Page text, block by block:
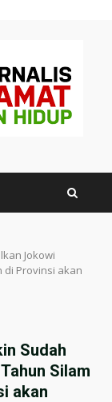
Jokowi
di Provinsi akan
Sudah
Silam
akan